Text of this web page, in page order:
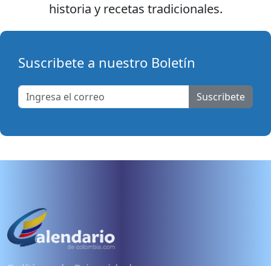
historia y recetas tradicionales.
Suscribete a nuestro Boletín
Suscribete